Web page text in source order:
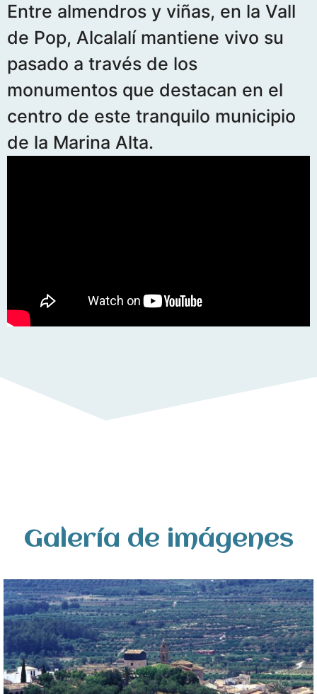
Entre almendros y viñas, en la Vall
de Pop, Alcalalí mantiene vivo su
pasado a través de los
monumentos que destacan en el
centro de este tranquilo municipio
de la Marina Alta.
Galería de imágenes